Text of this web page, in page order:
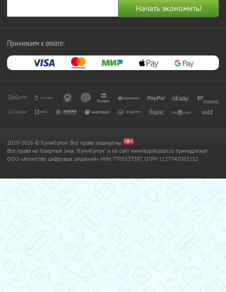
Принимаем к оплате:
2010-2026 © КупиКупон. Все права защищены.
Все права на товарный знак "КупиКупон" и на сайт www.kupikupon.ru принадлежат
OOO «Агентство цифровых решений» ИНН 7705523387, ОГРН 1127747063212